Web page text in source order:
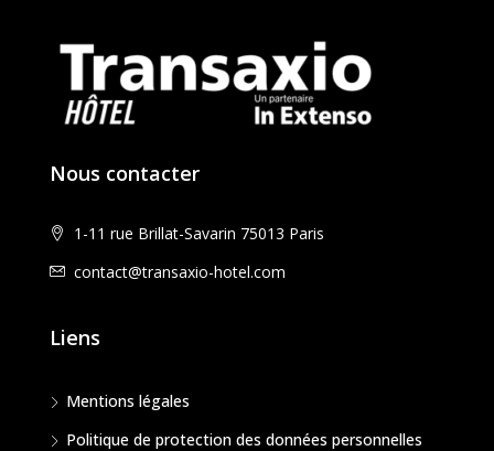
Nous contacter
1-11 rue Brillat-Savarin 75013 Paris
contact@transaxio-hotel.com
Liens
Mentions légales
Politique de protection des données personnelles